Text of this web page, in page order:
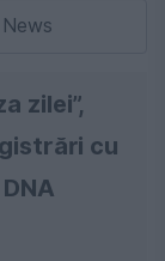
zilei”,
cu